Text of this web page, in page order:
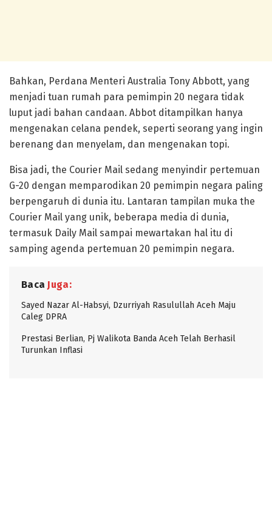
Bahkan, Perdana Menteri Australia Tony Abbott, yang
menjadi tuan rumah para pemimpin 20 negara tidak
luput jadi bahan candaan. Abbot ditampilkan hanya
mengenakan celana pendek, seperti seorang yang ingin
berenang dan menyelam, dan mengenakan topi.
Bisa jadi, the Courier Mail sedang menyindir pertemuan
G-20 dengan memparodikan 20 pemimpin negara paling
berpengaruh di dunia itu. Lantaran tampilan muka the
Courier Mail yang unik, beberapa media di dunia,
termasuk Daily Mail sampai mewartakan hal itu di
samping agenda pertemuan 20 pemimpin negara.
Baca Juga:
Sayed Nazar Al-Habsyi, Dzurriyah Rasulullah Aceh Maju
Caleg DPRA
Prestasi Berlian, Pj Walikota Banda Aceh Telah Berhasil
Turunkan Inflasi